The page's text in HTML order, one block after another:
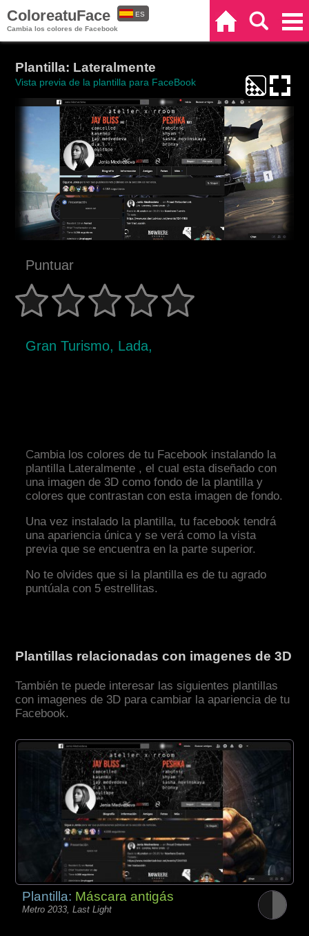
ColoreatuFace
Cambia los colores de Facebook
ES
Plantilla: Lateralmente
Vista previa de la plantilla para FaceBook
Puntuar
Gran Turismo, Lada,
Cambia los colores de tu Facebook instalando la
plantilla Lateralmente , el cual esta diseñado con
una imagen de 3D como fondo de la plantilla y
colores que contrastan con esta imagen de fondo.
Una vez instalado la plantilla, tu facebook tendrá
una apariencia única y se verá como la vista
previa que se encuentra en la parte superior.
No te olvides que si la plantilla es de tu agrado
puntúala con 5 estrellitas.
Plantillas relacionadas con imagenes de 3D
También te puede interesar las siguientes plantillas
con imagenes de 3D para cambiar la apariencia de tu
Facebook.
Plantilla: Máscara antigás
Metro 2033, Last Light